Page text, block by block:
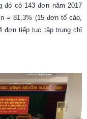
đó có 143 đơn năm 2017
= 81,3% (15 đơn tố cáo,
đơn tiếp tục tập trung chỉ